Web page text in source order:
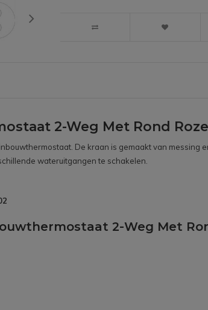
2-Weg Met Rond
De kraan is gemaakt van messing
wateruitgangen te schakelen.
2-Weg Met